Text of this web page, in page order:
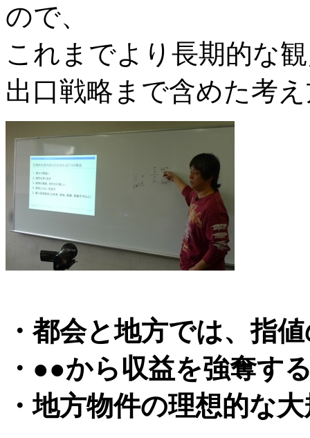
ので、
これまでより長期的な
出口戦略まで含めた考
・都会と地方では、指
・●●から収益を強奪す
・地方物件の理想的な